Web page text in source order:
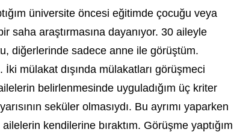
üniversite öncesi eğitimde çocuğu veya
saha araştırmasına dayanıyor. 30 aileyle
diğerlerinde sadece anne ile görüştüm.
mülakat dışında mülakatları görüşmeci
belirlenmesinde uyguladığım üç kriter
seküler olmasıydı. Bu ayrımı yaparken
kendilerine bıraktım. Görüşme yaptığım